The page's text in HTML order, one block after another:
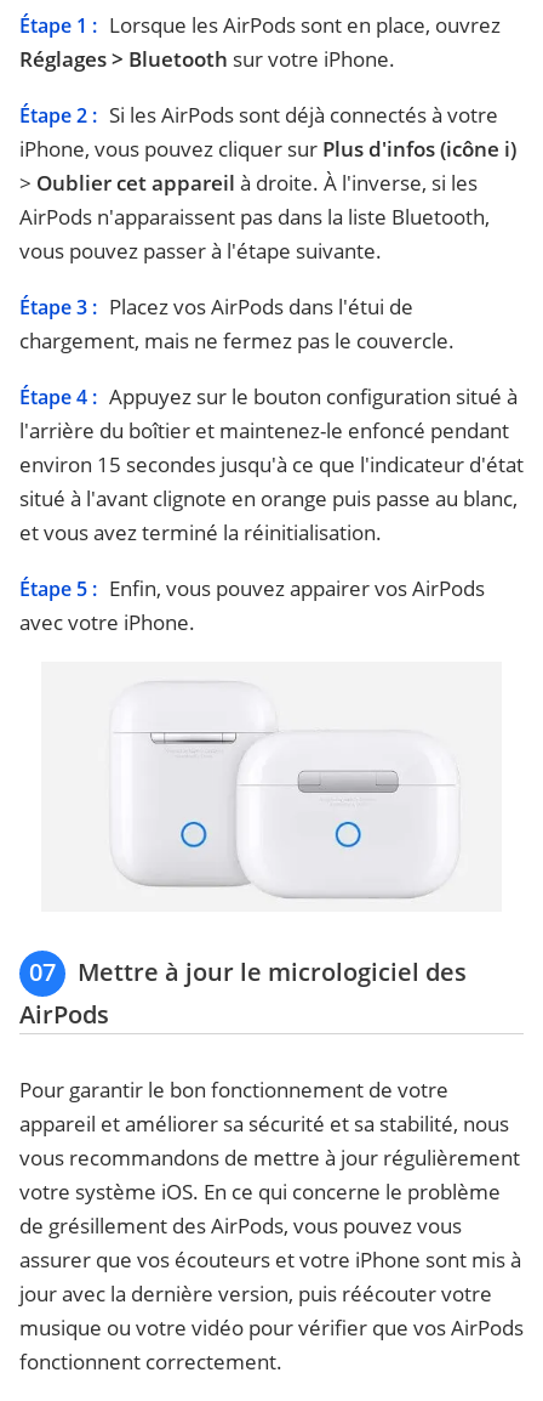
Étape 1 : Lorsque les AirPods sont en place, ouvrez
Réglages > Bluetooth sur votre iPhone.
Étape 2 : Si les AirPods sont déjà connectés à votre
iPhone, vous pouvez cliquer sur Plus d'infos (icône i)
> Oublier cet appareil à droite. À l'inverse, si les
AirPods n'apparaissent pas dans la liste Bluetooth,
vous pouvez passer à l'étape suivante.
Étape 3 : Placez vos AirPods dans l'étui de
chargement, mais ne fermez pas le couvercle.
Étape 4 : Appuyez sur le bouton configuration situé à
l'arrière du boîtier et maintenez-le enfoncé pendant
environ 15 secondes jusqu'à ce que l'indicateur d'état
situé à l'avant clignote en orange puis passe au blanc,
et vous avez terminé la réinitialisation.
Étape 5 : Enfin, vous pouvez appairer vos AirPods
avec votre iPhone.
07
Mettre à jour le micrologiciel des
AirPods
Pour garantir le bon fonctionnement de votre
appareil et améliorer sa sécurité et sa stabilité, nous
vous recommandons de mettre à jour régulièrement
votre système iOS. En ce qui concerne le problème
de grésillement des AirPods, vous pouvez vous
assurer que vos écouteurs et votre iPhone sont mis à
jour avec la dernière version, puis réécouter votre
musique ou votre vidéo pour vérifier que vos AirPods
fonctionnent correctement.